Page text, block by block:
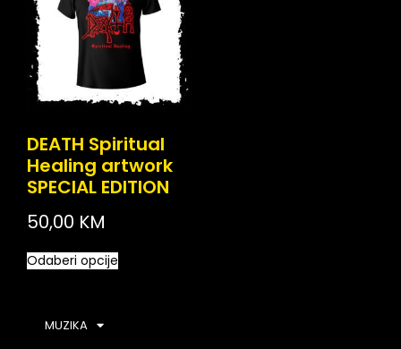
DEATH Spiritual
Healing artwork
SPECIAL EDITION
50,00 KM
Odaberi opcije
MUZIKA